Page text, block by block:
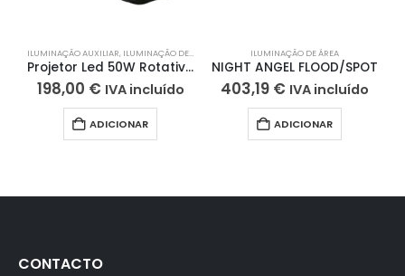
ILUMINAÇÃO AUXILIAR, ILUMINAÇÃO DE ÁREA
Projetor Led 50W Rotativo c/comando
198,00 € IVA incluído
ADICIONAR
ILUMINAÇÃO DE ÁREA
NIGHT ANGEL FLOOD/SPOT
403,19 € IVA incluído
ADICIONAR
CONTACTO